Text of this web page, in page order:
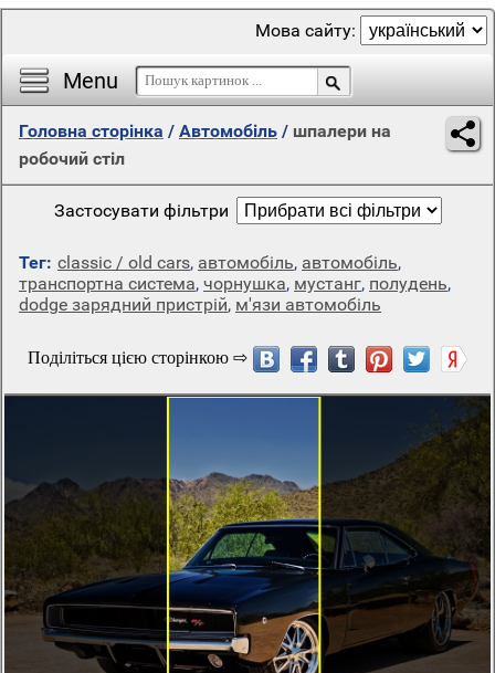
Menu
Мова сайту:
Головна сторінка / Автомобіль / шпалери на
робочий стіл
Застосувати фільтри
Тег: classic / old cars, автомобіль, автомобіль,
транспортна система, чорнушка, мустанг, полудень,
dodge зарядний пристрій, м'язи автомобіль